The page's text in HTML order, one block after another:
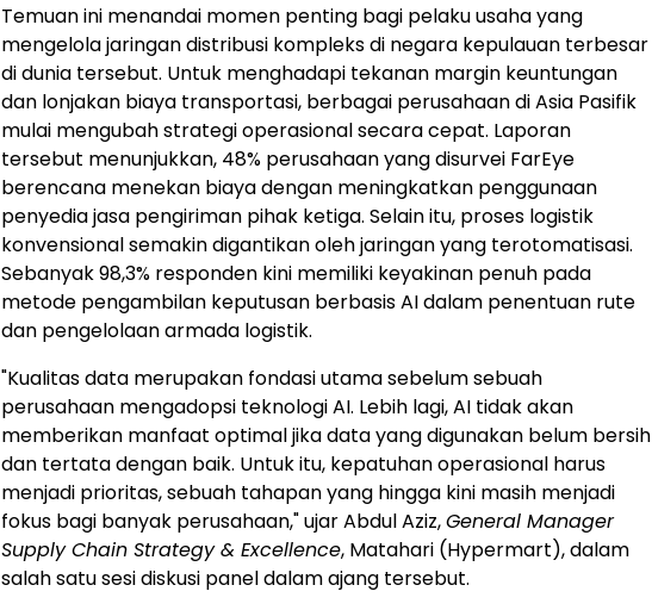
Temuan ini menandai momen penting bagi pelaku usaha yang
mengelola jaringan distribusi kompleks di negara kepulauan terbesar
di dunia tersebut. Untuk menghadapi tekanan margin keuntungan
dan lonjakan biaya transportasi, berbagai perusahaan di Asia Pasifik
mulai mengubah strategi operasional secara cepat. Laporan
tersebut menunjukkan, 48% perusahaan yang disurvei FarEye
berencana menekan biaya dengan meningkatkan penggunaan
penyedia jasa pengiriman pihak ketiga. Selain itu, proses logistik
konvensional semakin digantikan oleh jaringan yang terotomatisasi.
Sebanyak 98,3% responden kini memiliki keyakinan penuh pada
metode pengambilan keputusan berbasis AI dalam penentuan rute
dan pengelolaan armada logistik.
"Kualitas data merupakan fondasi utama sebelum sebuah
perusahaan mengadopsi teknologi AI. Lebih lagi, AI tidak akan
memberikan manfaat optimal jika data yang digunakan belum bersih
dan tertata dengan baik. Untuk itu, kepatuhan operasional harus
menjadi prioritas, sebuah tahapan yang hingga kini masih menjadi
fokus bagi banyak perusahaan," ujar Abdul Aziz,General Manager
Supply Chain Strategy & Excellence, Matahari (Hypermart), dalam
salah satu sesi diskusi panel dalam ajang tersebut.